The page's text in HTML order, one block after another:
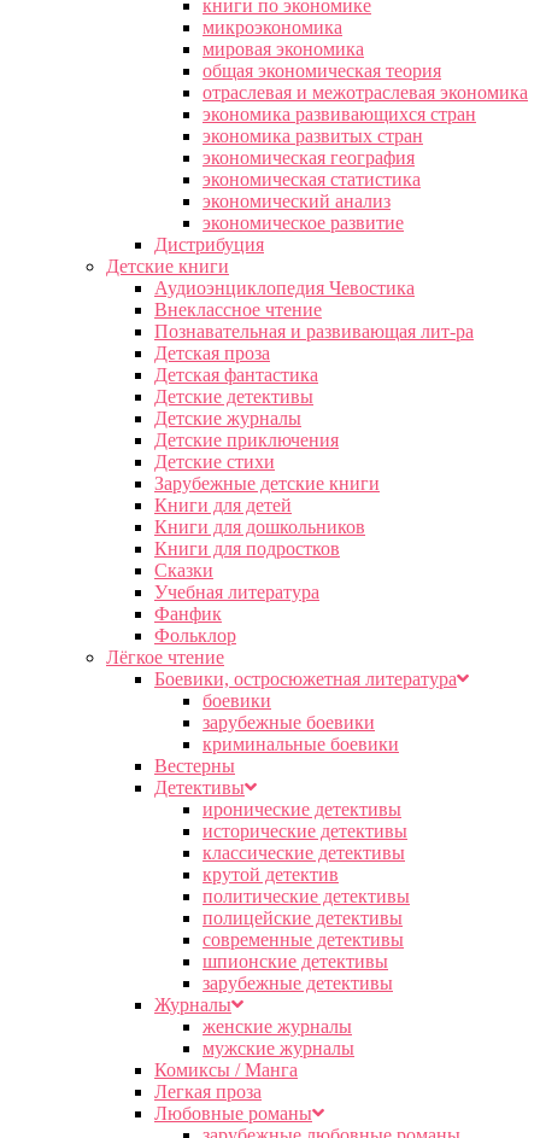
книги по экономике
микроэкономика
мировая экономика
общая экономическая теория
отраслевая и межотраслевая экономика
экономика развивающихся стран
экономика развитых стран
экономическая география
экономическая статистика
экономический анализ
экономическое развитие
Дистрибуция
Детские книги
Аудиоэнциклопедия Чевостика
Внеклассное чтение
Познавательная и развивающая лит-ра
Детская проза
Детская фантастика
Детские детективы
Детские журналы
Детские приключения
Детские стихи
Зарубежные детские книги
Книги для детей
Книги для дошкольников
Книги для подростков
Сказки
Учебная литература
Фанфик
Фольклор
Лёгкое чтение
Боевики, остросюжетная литература
боевики
зарубежные боевики
криминальные боевики
Вестерны
Детективы
иронические детективы
исторические детективы
классические детективы
крутой детектив
политические детективы
полицейские детективы
современные детективы
шпионские детективы
зарубежные детективы
Журналы
женские журналы
мужские журналы
Комиксы / Манга
Легкая проза
Любовные романы